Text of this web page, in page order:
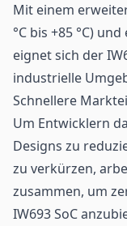
Mit einem
°C bis +85 °C)
eignet sich der
industrielle
Schnellere
Um Entwicklern
Designs zu
zu verkürzen,
zusammen, um
IW693 SoC